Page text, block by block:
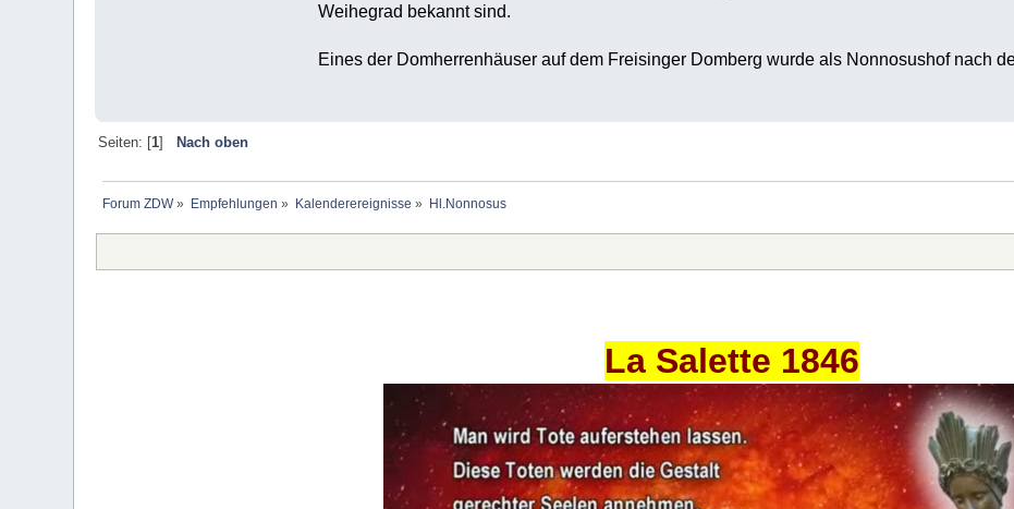
Weihegrad bekannt sind.
Eines der Domherrenhäuser auf dem Freisinger Domberg wurde als Nonnosushof nach
Seiten: [1]
Nach oben
Forum ZDW» Empfehlungen » Kalenderereignisse » Hl.Nonnosus
La Salette 1846